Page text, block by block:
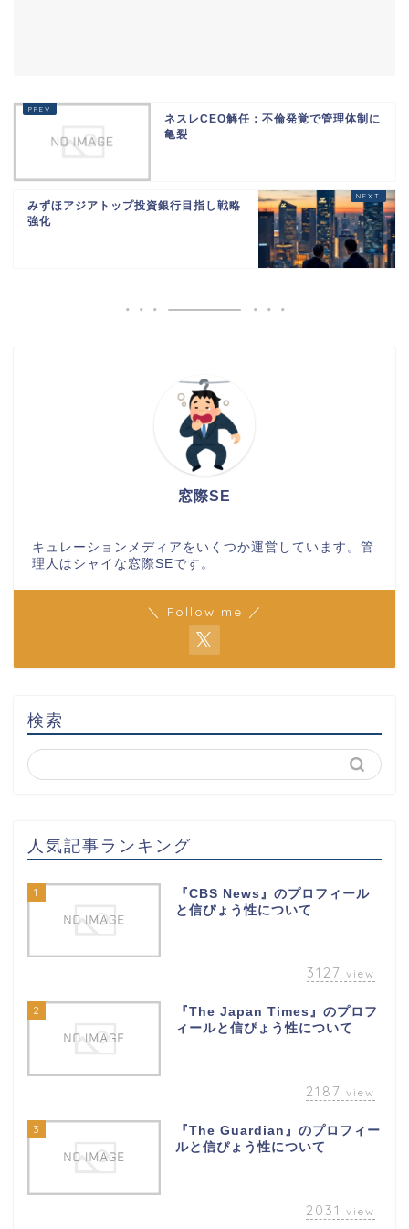
ネスレCEO解任：不倫発覚で管理体制に
亀裂
みずほアジアトップ投資銀行目指し戦略
強化
窓際SE
キュレーションメディアをいくつか運営しています。管
理人はシャイな窓際SEです。
＼ Follow me ／
検索
人気記事ランキング
1
『CBS News』のプロフィール
と信ぴょう性について
3127 view
2
『The Japan Times』のプロフ
ィールと信ぴょう性について
2187 view
3
『The Guardian』のプロフィー
ルと信ぴょう性について
2031 view